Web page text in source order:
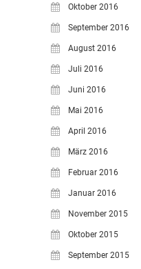
Oktober 2016
September 2016
August 2016
Juli 2016
Juni 2016
Mai 2016
April 2016
März 2016
Februar 2016
Januar 2016
November 2015
Oktober 2015
September 2015